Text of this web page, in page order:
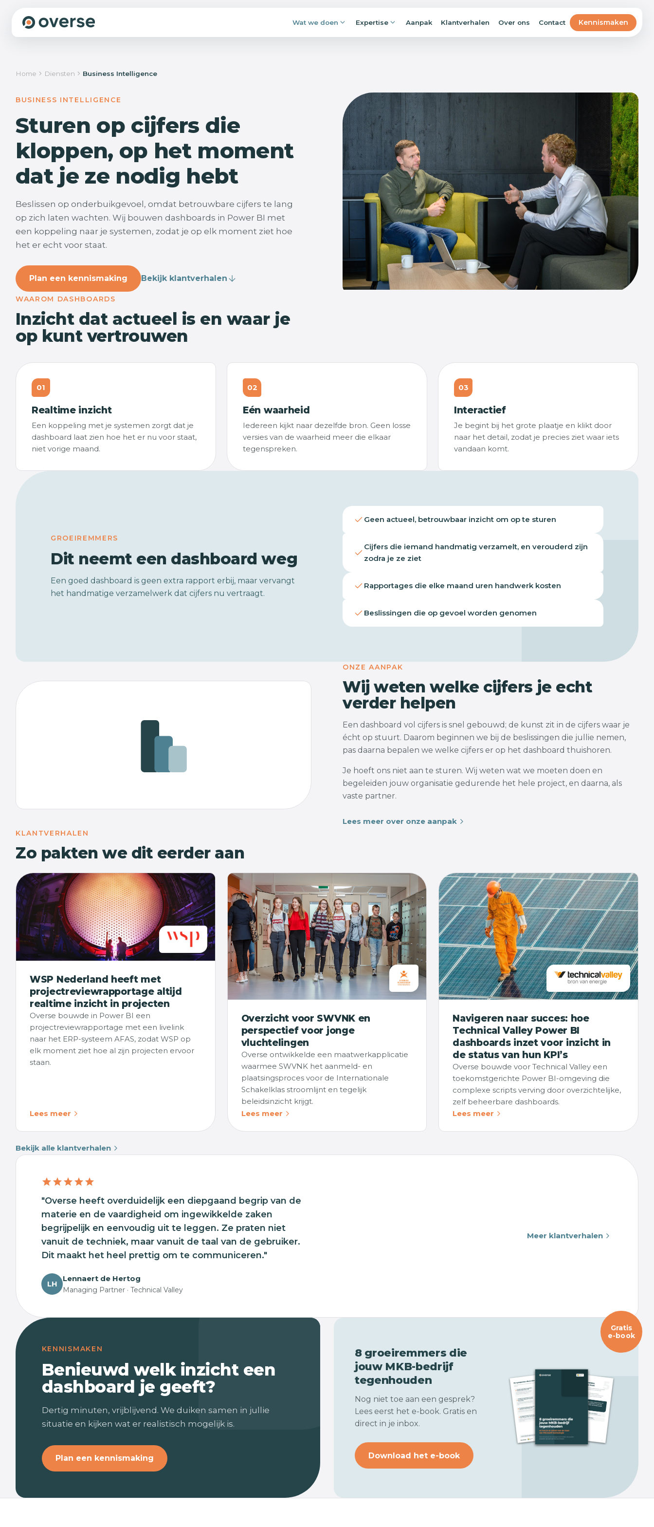
Wat we doen Expertise Aanpak Klantverhalen Over ons Contact Kennismaken
We sporen de groeiremmers op die jouw organisatie afremmen:
Wat we doen Onze aanpak
Procesautomatisering
Overtypen, nalopen, goedkeuren,
doorsturen: voorspelbaar werk voert
zichzelf voortaan uit.
onderdeel van je processen en niet als
losse chat-assistent.
Home Diensten Business Intelligence
BUSINESS INTELLIGENCE
Sturen op cijfers die
kloppen, op het moment
dat je ze nodig hebt
Beslissen op onderbuikgevoel, omdat betrouwbare cijfers te lang
op zich laten wachten. Wij bouwen dashboards in Power BI met
een koppeling naar je systemen, zodat je op elk moment ziet hoe
het er echt voor staat.
Plan een kennismaking Bekijk klantverhalen
WAAROM DASHBOARDS
Inzicht dat actueel is en waar je
op kunt vertrouwen
01
Realtime inzicht
Een koppeling met je systemen zorgt dat je
dashboard laat zien hoe het er nu voor staat,
niet vorige maand.
02
Eén waarheid
Iedereen kijkt naar dezelfde bron. Geen losse
versies van de waarheid meer die elkaar
tegenspreken.
03
Interactief
Je begint bij het grote plaatje en klikt door
naar het detail, zodat je precies ziet waar iets
vandaan komt.
GROEIREMMERS
Dit neemt een dashboard weg
Een goed dashboard is geen extra rapport erbij, maar vervangt
het handmatige verzamelwerk dat cijfers nu vertraagt.
Geen actueel, betrouwbaar inzicht om op te sturen
Cijfers die iemand handmatig verzamelt, en verouderd zijn
zodra je ze ziet
Rapportages die elke maand uren handwerk kosten
Beslissingen die op gevoel worden genomen
ONZE AANPAK
Wij weten welke cijfers je echt
verder helpen
Een dashboard vol cijfers is snel gebouwd; de kunst zit in de cijfers waar je
écht op stuurt. Daarom beginnen we bij de beslissingen die jullie nemen,
pas daarna bepalen we welke cijfers er op het dashboard thuishoren.
Je hoeft ons niet aan te sturen. Wij weten wat we moeten doen en
begeleiden jouw organisatie gedurende het hele project, en daarna, als
vaste partner.
Lees meer over onze aanpak
KLANTVERHALEN
Zo pakten we dit eerder aan
WSP Nederland heeft met
projectreviewrapportage altijd
realtime inzicht in projecten
Overse bouwde in Power BI een
projectreviewrapportage met een livelink
naar het ERP-systeem AFAS, zodat WSP op
elk moment ziet hoe al zijn projecten ervoor
staan.
Lees meer
Overzicht voor SWVNK en
perspectief voor jonge
vluchtelingen
Overse ontwikkelde een maatwerkapplicatie
waarmee SWVNK het aanmeld- en
plaatsingsproces voor de Internationale
Schakelklas stroomlijnt en tegelijk
beleidsinzicht krijgt.
Lees meer
Navigeren naar succes: hoe
Technical Valley Power BI
dashboards inzet voor inzicht in
de status van hun KPI’s
Overse bouwde voor Technical Valley een
toekomstgerichte Power BI-omgeving die
complexe scripts verving door overzichtelijke,
zelf beheerbare dashboards.
Lees meer
Bekijk alle klantverhalen
"Overse heeft overduidelijk een diepgaand begrip van de
materie en de vaardigheid om ingewikkelde zaken
begrijpelijk en eenvoudig uit te leggen. Ze praten niet
vanuit de techniek, maar vanuit de taal van de gebruiker.
Dit maakt het heel prettig om te communiceren."
LH
Lennaert de Hertog
Managing Partner · Technical Valley
Meer klantverhalen
KENNISMAKEN
Benieuwd welk inzicht een
dashboard je geeft?
Dertig minuten, vrijblijvend. We duiken samen in jullie
situatie en kijken wat er realistisch mogelijk is.
Plan een kennismaking
8 groeiremmers die
jouw MKB-bedrijf
tegenhouden
Nog niet toe aan een gesprek?
Lees eerst het e-book. Gratis en
direct in je inbox.
Download het e-book
Gratis
e-book